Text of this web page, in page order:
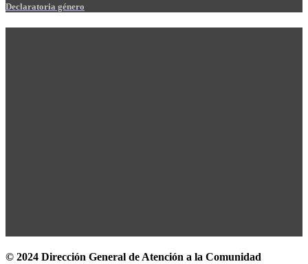
Declaratoria género
© 2024 Dirección General de Atención a la Comunidad